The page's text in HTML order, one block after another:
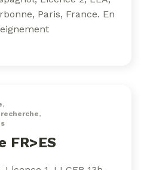
Paris, France. En
,
,
FR>ES